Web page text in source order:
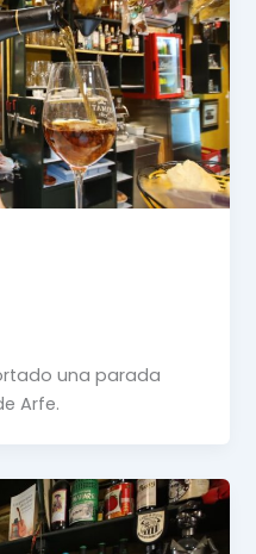
una parada
Arfe.